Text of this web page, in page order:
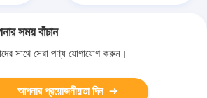
সময় বাঁচান
সাথে সেরা পণ্য যোগাযোগ করুন।
আপনার প্রয়োজনীয়তা দিন